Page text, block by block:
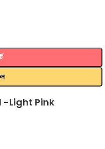
-Light Pink